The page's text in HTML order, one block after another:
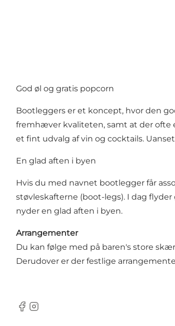
God øl og gratis popcorn
Bootleggers er et koncept, hvor den
fremhæver kvaliteten, samt at der ofte
et fint udvalg af vin og cocktails.
En glad aften i byen
Hvis du med navnet bootlegger får
støvleskafterne (boot-legs). I dag
nyder en glad aften i byen.
Arrangementer
Du kan følge med på baren's store
Derudover er der festlige
Facebook
Instagram